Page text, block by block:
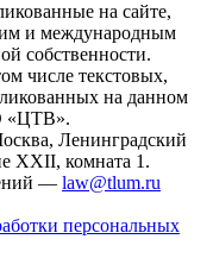
на сайте,
и международным
собственности.
числе текстовых,
на данном
«ЦТВ».
Ленинградский
XXII, комната 1.
— law@tlum.ru
персональных